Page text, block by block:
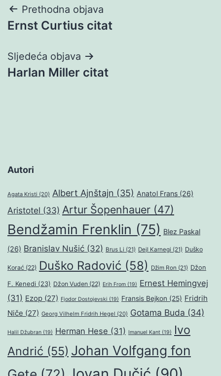
Navigacija
objava
Prethodna objava
Ernst Curtius citat
Sljedeća objava
Harlan Miller citat
Autori
Agata Kristi (20) Albert Ajnštajn (35) Anatol Frans (26)
Aristotel (33) Artur Šopenhauer (47)
Bendžamin Frenklin (75) Blez Paskal
(26) Branislav Nušić (32) Brus Li (21) Dejl Karnegi (21) Duško
Korać (22) Duško Radović (58) Džim Ron (21) Džon
F. Kenedi (23) Džon Vuden (22) Erih From (19) Ernest Hemingvej
(31) Ezop (27) Fjodor Dostojevski (19) Fransis Bejkon (25) Fridrih
Niče (27) Georg Vilhelm Fridrih Hegel (20) Gotama Buda (34)
Halil Džubran (19) Herman Hese (31) Imanuel Kant (19)
Ivo
Andrić (55) Johan Volfgang fon